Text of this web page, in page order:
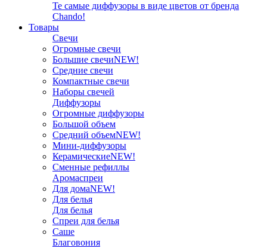
Те самые диффузоры в виде цветов от бренда
Chando!
Товары
Свечи
Огромные свечи
Большие свечиNEW!
Средние свечи
Компактные свечи
Наборы свечей
Диффузоры
Огромные диффузоры
Большой объем
Средний объемNEW!
Мини-диффузоры
КерамическиеNEW!
Сменные рефиллы
Аромаспреи
Для домаNEW!
Для белья
Для белья
Спреи для белья
Саше
Благовония